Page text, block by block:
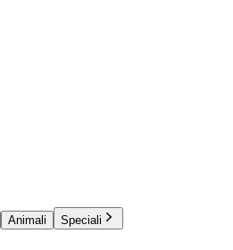
Animali
Speciali